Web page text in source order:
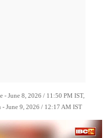
- June 8, 2026 / 11:50 PM IST,
- June 9, 2026 / 12:17 AM IST